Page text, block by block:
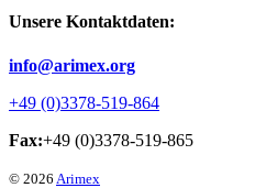
Unsere Kontaktdaten:
info@arimex.org
+49 (0)3378-519-864
Fax:+49 (0)3378-519-865
© 2026 Arimex